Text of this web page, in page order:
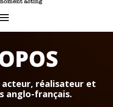
acteur, réalisateur et
anglo-français.